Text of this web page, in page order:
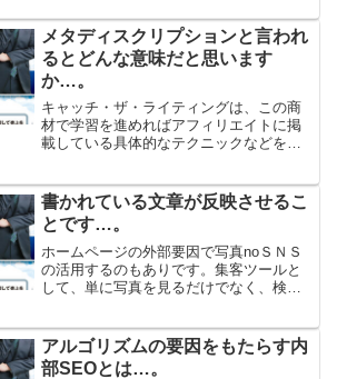
この２つを加速するために、マニュアル
通りに対策をする...
メタディスクリプションと言われ
るとどんな意味だと思います
か…。
キャッチ・ザ・ライティングは、この商
材で学習を進めればアフィリエイトに掲
載している具体的なテクニックなどを吸
プが、文章の書き方やライティングに関
するキャッチ・ザ・ライテ...
書かれている文章が反映させるこ
とです…。
ホームページの外部要因で写真noＳＮＳ
の活用するのもありです。集客ツールと
して、単に写真を見るだけでなく、検索
ーシャル・メディア・マーケティングの
略称です。SNSで情...
アルゴリズムの要因をもたらす内
部SEOとは…。